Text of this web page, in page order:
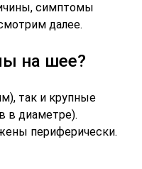
симптомы
далее.
на шее?
так и крупные
в диаметре).
периферически.